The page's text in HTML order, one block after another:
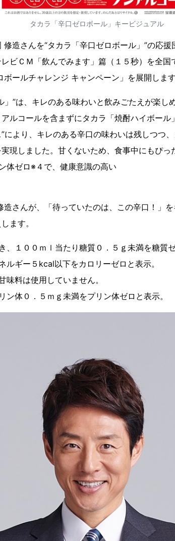
タカラ「辛口ゼロボール」キービジュアル
造さんを“タカラ「辛口ゼロボール」”の応援
ビＣＭ「飲んでみます」篇（１５秒）を全
ールチャレンジ キャンペーン」を展開します
”は、キレのある味わいと飲みごたえが楽し
ルコールを含まずにタカラ「焼酎ハイボール
”により、キレのある辛口の味わいは残しつつ
現しました。甘くないため、食事中にもぴ
体ゼロ※４で、健康意識の高い
さんが、「待っていたのは、この辛口！」
ます。
１００ｍｌ当たり糖質０．５ｇ未満を糖質ゼ
ギー５kcal以下をカロリーゼロと表示。
料は使用していません。
体０．５ｍｇ未満をプリン体ゼロと表示。